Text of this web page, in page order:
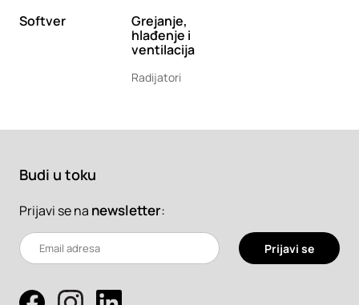
Softver
Grejanje,
hlađenje i
ventilacija
Radijatori
Budi u toku
Prijavi se na newsletter:
Prijavi se